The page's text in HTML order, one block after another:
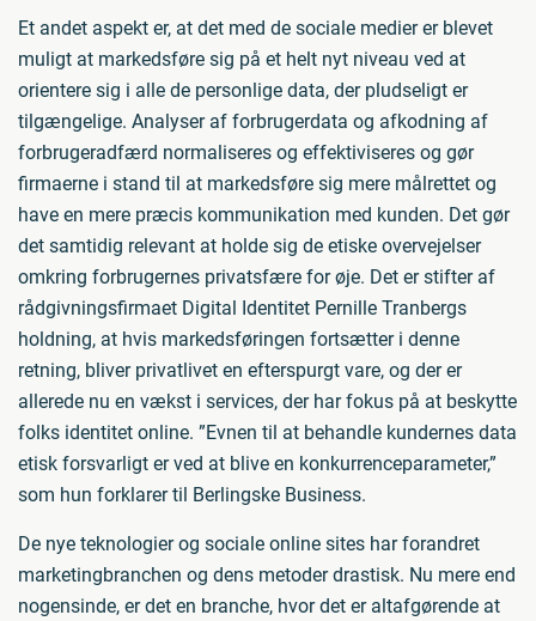
Et andet aspekt er, at det med de sociale medier er blevet
muligt at markedsføre sig på et helt nyt niveau ved at
orientere sig i alle de personlige data, der pludseligt er
tilgængelige. Analyser af forbrugerdata og afkodning af
forbrugeradfærd normaliseres og effektiviseres og gør
firmaerne i stand til at markedsføre sig mere målrettet og
have en mere præcis kommunikation med kunden. Det gør
det samtidig relevant at holde sig de etiske overvejelser
omkring forbrugernes privatsfære for øje. Det er stifter af
rådgivningsfirmaet Digital Identitet Pernille Tranbergs
holdning, at hvis markedsføringen fortsætter i denne
retning, bliver privatlivet en efterspurgt vare, og der er
allerede nu en vækst i services, der har fokus på at beskytte
folks identitet online. ”Evnen til at behandle kundernes data
etisk forsvarligt er ved at blive en konkurrenceparameter,”
som hun forklarer til Berlingske Business.
De nye teknologier og sociale online sites har forandret
marketingbranchen og dens metoder drastisk. Nu mere end
nogensinde, er det en branche, hvor det er altafgørende at